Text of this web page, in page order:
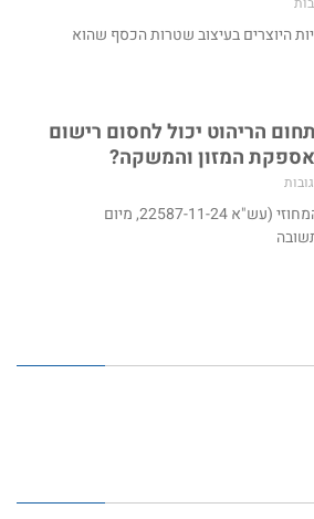
היוצרים בעיצוב שטרות הכסף שהוא
הריהוט יכול לחסום רישום
המזון והמשקה?
פסק דין שניתן בבהמ"ש המחוזי (עש"א 22587-11-24, מיום